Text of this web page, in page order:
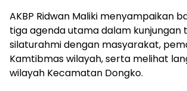
AKBP Ridwan Maliki menyampaikan
tiga agenda utama dalam kunjungan
silaturahmi dengan masyarakat,
Kamtibmas wilayah, serta melihat
wilayah Kecamatan Dongko.